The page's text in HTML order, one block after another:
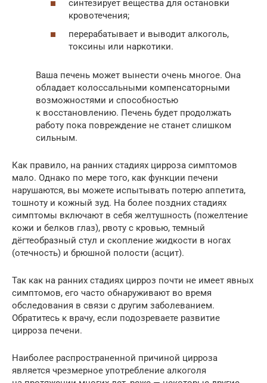
синтезирует вещества для остановки
кровотечения;
перерабатывает и выводит алкоголь,
токсины или наркотики.
Ваша печень может вынести очень многое. Она
обладает колоссальными компенсаторными
возможностями и способностью
к восстановлению. Печень будет продолжать
работу пока повреждение не станет слишком
сильным.
Как правило, на ранних стадиях цирроза симптомов
мало. Однако по мере того, как функции печени
нарушаются, вы можете испытывать потерю аппетита,
тошноту и кожный зуд. На более поздних стадиях
симптомы включают в себя желтушность (пожелтение
кожи и белков глаз), рвоту с кровью, темный
дёгтеобразный стул и скопление жидкости в ногах
(отечность) и брюшной полости (асцит).
Так как на ранних стадиях цирроз почти не имеет явных
симптомов, его часто обнаруживают во время
обследования в связи с другим заболеванием.
Обратитесь к врачу, если подозреваете развитие
цирроза печени.
Наиболее распространенной причиной цирроза
является чрезмерное употребление алкоголя